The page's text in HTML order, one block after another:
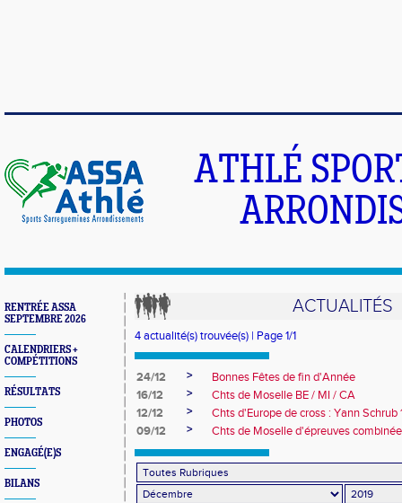
ATHLÉ
RENTRÉE ASSA
SEPTEMBRE 2026
CALENDRIERS +
COMPÉTITIONS
RÉSULTATS
PHOTOS
ENGAGÉ(E)S
BILANS
ACTUALITÉS
4 actualité(s) trouvée(s) | Page 1/1
24/12 >
Bonnes Fêtes de fin d'Année
16/12
>
Chts de Moselle BE / MI / CA
12/12
>
Chts d'Europe de cross : Yann Schrub
09/12
> Chts de Moselle d'épreuves